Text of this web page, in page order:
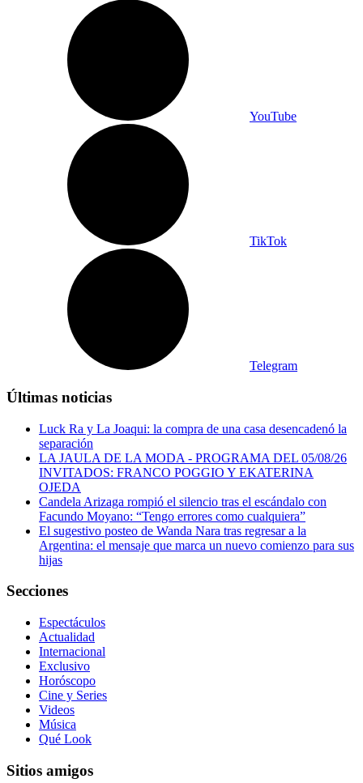
YouTube
TikTok
Telegram
Últimas noticias
Luck Ra y La Joaqui: la compra de una casa desencadenó la
separación
LA JAULA DE LA MODA - PROGRAMA DEL 05/08/26
INVITADOS: FRANCO POGGIO Y EKATERINA
OJEDA
Candela Arizaga rompió el silencio tras el escándalo con
Facundo Moyano: “Tengo errores como cualquiera”
El sugestivo posteo de Wanda Nara tras regresar a la
Argentina: el mensaje que marca un nuevo comienzo para sus
hijas
Secciones
Espectáculos
Actualidad
Internacional
Exclusivo
Horóscopo
Cine y Series
Videos
Música
Qué Look
Sitios amigos